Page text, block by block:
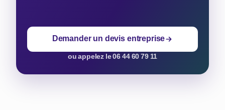
Demander un devis entreprise
ou appelez le 06 44 60 79 11